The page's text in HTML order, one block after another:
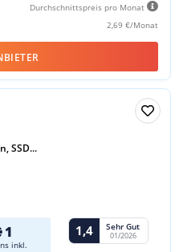
Durchschnittspreis pro Monat
2,69 €/Monat
SSD...
1
inkl.
1,4 Sehr Gut
01/2026